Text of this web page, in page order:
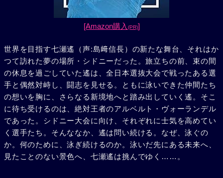
[Amazon購入 (PR)]
世界を目指す七瀬遙（声:島﨑信長）の新たな舞台、それはか
つて訪れた夢の場所・シドニーだった。旅立ちの前、束の間
の休息を過ごしていた遙は、全日本選抜大会で戦ったある選
手と偶然対峙し、闘志を見せる。ともに泳いできた仲間たち
の想いを胸に、さらなる新境地へと踏み出していく遙。そこ
に待ち受けるのは、絶対王者のアルベルト・ヴォーランデル
であった。シドニー大会に向け、それぞれに士気を高めてい
く選手たち。そんななか、遙は問い続ける。なぜ、泳ぐの
か。何のために、泳ぎ続けるのか。泳いだ先にある未来へ、
見たことのない景色へ、七瀬遙は挑んでゆく……。